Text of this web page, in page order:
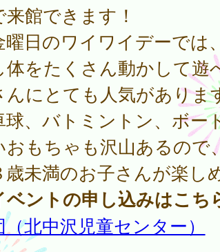
来館できます！
曜日のワイワイデーでは
体をたくさん動かして遊
んにとても人気がありま
球、バトミントン、ボー
おもちゃも沢山あるので
歳未満のお子さんが楽し
ベントの申し込みはこ
（北中沢児童センター）